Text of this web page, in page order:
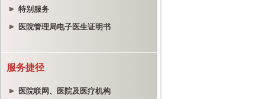
特别服务
医院管理局电子医生证明书
服务捷径
医院联网、医院及医疗机构